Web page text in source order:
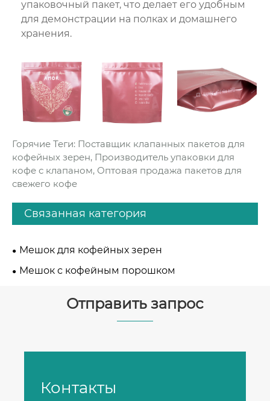
упаковочный пакет, что делает его удобным
для демонстрации на полках и домашнего
хранения.
Горячие Теги: Поставщик клапанных пакетов для
кофейных зерен, Производитель упаковки для
кофе с клапаном, Оптовая продажа пакетов для
свежего кофе
Связанная категория
Мешок для кофейных зерен
Мешок с кофейным порошком
Отправить запрос
Контакты